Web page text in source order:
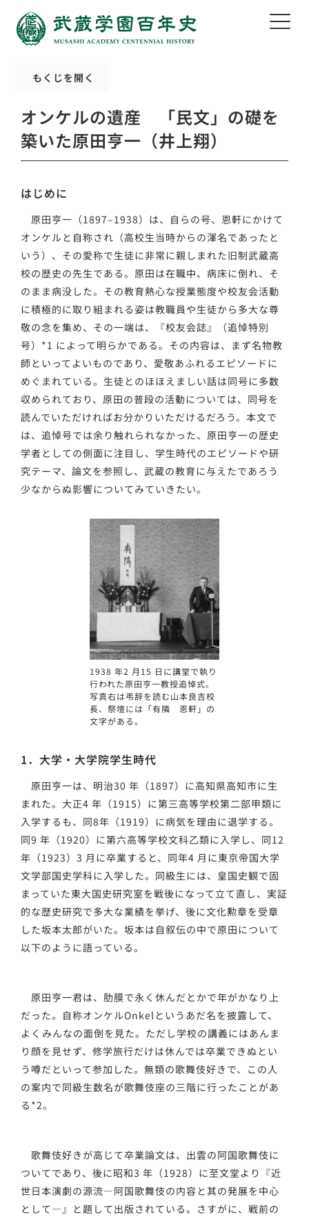
もくじを開く
オンケルの遺産 「民文」の礎を
築いた原田亨一（井上翔）
はじめに
原田亨一（1897–1938）は、自らの号、恩軒にかけて
オンケルと自称され（高校生当時からの渾名であったと
いう）、その愛称で生徒に非常に親しまれた旧制武蔵高
校の歴史の先生である。原田は在職中、病床に倒れ、そ
のまま病没した。その教育熱心な授業態度や校友会活動
に積極的に取り組まれる姿は教職員や生徒から多大な尊
敬の念を集め、その一端は、『校友会誌』（追悼特別
号）*1 によって明らかである。その内容は、まず名物教
師といってよいものであり、愛敬あふれるエピソードに
めぐまれている。生徒とのほほえましい話は同号に多数
収められており、原田の普段の活動については、同号を
読んでいただければお分かりいただけるだろう。本文で
は、追悼号では余り触れられなかった、原田亨一の歴史
学者としての側面に注目し、学生時代のエピソードや研
究テーマ、論文を参照し、武蔵の教育に与えたであろう
少なからぬ影響についてみていきたい。
1938 年2 月15 日に講堂で執り
行われた原田亨一教授追悼式。
写真右は弔辞を読む山本良吉校
長、祭壇には「有隣 恩軒」の
文字がある。
1．大学・大学院学生時代
原田亨一は、明治30 年（1897）に高知県高知市に生
まれた。大正4 年（1915）に第三高等学校第二部甲類に
入学するも、同8年（1919）に病気を理由に退学する。
同9 年（1920）に第六高等学校文科乙類に入学し、同12
年（1923）3 月に卒業すると、同年4 月に東京帝国大学
文学部国史学科に入学した。同級生には、皇国史観で固
まっていた東大国史研究室を戦後になって立て直し、実証
的な歴史研究で多大な業績を挙げ、後に文化勲章を受章
した坂本太郎がいた。坂本は自叙伝の中で原田について
以下のように語っている。
原田亨一君は、肋膜で永く休んだとかで年がかなり上
だった。自称オンケルOnkelというあだ名を披露して、
よくみんなの面倒を見た。ただし学校の講義にはあんま
り顔を見せず、修学旅行だけは休んでは卒業できぬとい
う噂だといって参加した。無類の歌舞伎好きで、この人
の案内で同級生数名が歌舞伎座の三階に行ったことがあ
る*2。
歌舞伎好きが高じて卒業論文は、出雲の阿国歌舞伎に
ついてであり、後に昭和3 年（1928）に至文堂より『近
世日本演劇の源流―阿国歌舞伎の内容と其の発展を中心
として―』と題して出版されている。さすがに、戦前の